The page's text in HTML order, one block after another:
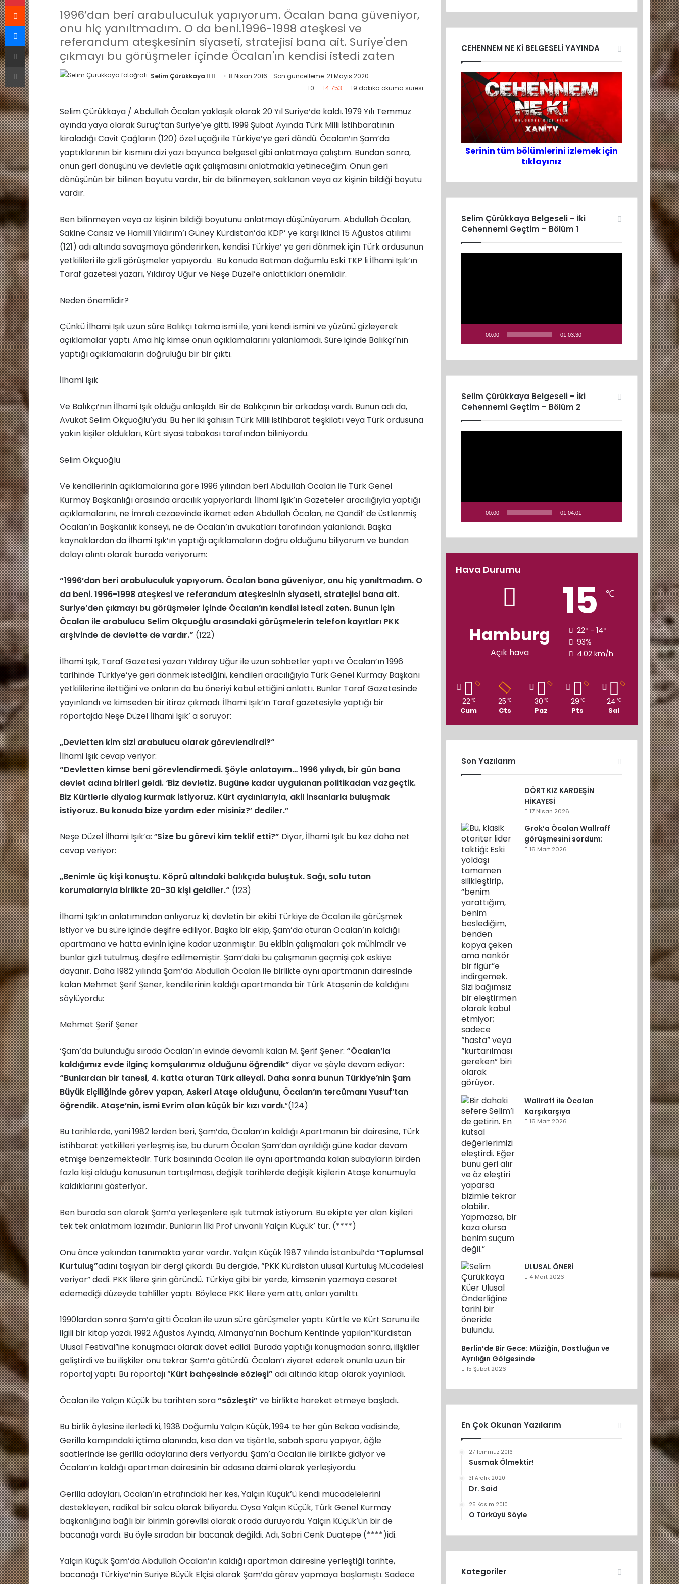
1996’dan beri arabuluculuk yapıyorum. Öcalan bana güveniyor,
onu hiç yanıltmadım. O da beni.1996-1998 ateşkesi ve
referandum ateşkesinin siyaseti, stratejisi bana ait. Suriye'den
çıkmayı bu görüşmeler içinde Öcalan'ın kendisi istedi zaten
Selim Çürükkaya
F
l
o
w
o
n
e
-
p
o
a
n
d
e
m
8 Nisan 2016
Son güncelleme: 21 Mayıs 2020
0
4.753 9 dakika okuma süresi
Selim Çürükkaya / Abdullah Öcalan yaklaşık olarak 20 Yıl Suriye’de kaldı. 1979 Yılı Temmuz
ayında yaya olarak Suruç’tan Suriye’ye gitti. 1999 Şubat Ayında Türk Milli İstihbaratının
kiraladığı Cavit Çağların (120) özel uçağı ile Türkiye’ye geri döndü. Öcalan’ın Şam’da
yaptıklarının bir kısmını dizi yazı boyunca belgesel gibi anlatmaya çalıştım. Bundan sonra,
onun geri dönüşünü ve devletle açık çalışmasını anlatmakla yetineceğim. Onun geri
dönüşünün bir bilinen boyutu vardır, bir de bilinmeyen, saklanan veya az kişinin bildiği boyutu
vardır.
Ben bilinmeyen veya az kişinin bildiği boyutunu anlatmayı düşünüyorum. Abdullah Öcalan,
Sakine Cansız ve Hamili Yıldırım’ı Güney Kürdistan’da KDP’ ye karşı ikinci 15 Ağustos atılımı
(121) adı altında savaşmaya gönderirken, kendisi Türkiye’ ye geri dönmek için Türk ordusunun
yetkilileri ile gizli görüşmeler yapıyordu. Bu konuda Batman doğumlu Eski TKP li İlhami Işık’ın
Taraf gazetesi yazarı, Yıldıray Uğur ve Neşe Düzel’e anlattıkları önemlidir.
Neden önemlidir?
Çünkü İlhami Işık uzun süre Balıkçı takma ismi ile, yani kendi ismini ve yüzünü gizleyerek
açıklamalar yaptı. Ama hiç kimse onun açıklamalarını yalanlamadı. Süre içinde Balıkçı’nın
yaptığı açıklamaların doğruluğu bir bir çıktı.
İlhami Işık
Ve Balıkçı’nın İlhami Işık olduğu anlaşıldı. Bir de Balıkçının bir arkadaşı vardı. Bunun adı da,
Avukat Selim Okçuoğlu’ydu. Bu her iki şahısın Türk Milli istihbarat teşkilatı veya Türk ordusuna
yakın kişiler oldukları, Kürt siyasi tabakası tarafından biliniyordu.
Selim Okçuoğlu
Ve kendilerinin açıklamalarına göre 1996 yılından beri Abdullah Öcalan ile Türk Genel
Kurmay Başkanlığı arasında aracılık yapıyorlardı. İlhami Işık’ın Gazeteler aracılığıyla yaptığı
açıklamalarını, ne İmralı cezaevinde ikamet eden Abdullah Öcalan, ne Qandil’ de üstlenmiş
Öcalan’ın Başkanlık konseyi, ne de Öcalan’ın avukatları tarafından yalanlandı. Başka
kaynaklardan da İlhami Işık’ın yaptığı açıklamaların doğru olduğunu biliyorum ve bundan
dolayı alıntı olarak burada veriyorum:
“1996’dan beri arabuluculuk yapıyorum. Öcalan bana güveniyor, onu hiç yanıltmadım. O
da beni. 1996-1998 ateşkesi ve referandum ateşkesinin siyaseti, stratejisi bana ait.
Suriye’den çıkmayı bu görüşmeler içinde Öcalan’ın kendisi istedi zaten. Bunun için
Öcalan ile arabulucu Selim Okçuoğlu arasındaki görüşmelerin telefon kayıtları PKK
arşivinde de devlette de vardır.” (122)
İlhami Işık, Taraf Gazetesi yazarı Yıldıray Uğur ile uzun sohbetler yaptı ve Öcalan’ın 1996
tarihinde Türkiye’ye geri dönmek istediğini, kendileri aracılığıyla Türk Genel Kurmay Başkanı
yetkililerine ilettiğini ve onların da bu öneriyi kabul ettiğini anlattı. Bunlar Taraf Gazetesinde
yayınlandı ve kimseden bir itiraz çıkmadı. İlhami Işık’ın Taraf gazetesiyle yaptığı bir
röportajda Neşe Düzel İlhami Işık’ a soruyor:
„Devletten kim sizi arabulucu olarak görevlendirdi?“
İlhami Işık cevap veriyor:
“Devletten kimse beni görevlendirmedi. Şöyle anlatayım… 1996 yılıydı, bir gün bana
devlet adına birileri geldi. ‘Biz devletiz. Bugüne kadar uygulanan politikadan vazgeçtik.
Biz Kürtlerle diyalog kurmak istiyoruz. Kürt aydınlarıyla, akil insanlarla buluşmak
istiyoruz. Bu konuda bize yardım eder misiniz?’ dediler.”
Neşe Düzel İlhami Işık’a: “Size bu görevi kim teklif etti?” Diyor, İlhami Işık bu kez daha net
cevap veriyor:
„Benimle üç kişi konuştu. Köprü altındaki balıkçıda buluştuk. Sağı, solu tutan
korumalarıyla birlikte 20-30 kişi geldiler.“ (123)
İlhami Işık’ın anlatımından anlıyoruz ki; devletin bir ekibi Türkiye de Öcalan ile görüşmek
istiyor ve bu süre içinde deşifre ediliyor. Başka bir ekip, Şam’da oturan Öcalan’ın kaldığı
apartmana ve hatta evinin içine kadar uzanmıştır. Bu ekibin çalışmaları çok mühimdir ve
bunlar gizli tutulmuş, deşifre edilmemiştir. Şam’daki bu çalışmanın geçmişi çok eskiye
dayanır. Daha 1982 yılında Şam’da Abdullah Öcalan ile birlikte aynı apartmanın dairesinde
kalan Mehmet Şerif Şener, kendilerinin kaldığı apartmanda bir Türk Ataşenin de kaldığını
söylüyordu:
Mehmet Şerif Şener
‘Şam’da bulunduğu sırada Öcalan’ın evinde devamlı kalan M. Şerif Şener: “Öcalan’la
kaldığımız evde ilginç komşularımız olduğunu öğrendik” diyor ve şöyle devam ediyor:
“Bunlardan bir tanesi, 4. katta oturan Türk aileydi. Daha sonra bunun Türkiye’nin Şam
Büyük Elçiliğinde görev yapan, Askeri Ataşe olduğunu, Öcalan’ın tercümanı Yusuf’tan
öğrendik.Ataşe’nin, ismi Evrim olan küçük bir kızı vardı.”(124)
Bu tarihlerde, yani 1982 lerden beri, Şam’da, Öcalan’ın kaldığı Apartmanın bir dairesine, Türk
istihbarat yetkilileri yerleşmiş ise, bu durum Öcalan Şam’dan ayrıldığı güne kadar devam
etmişe benzemektedir. Türk basınında Öcalan ile aynı apartmanda kalan subayların birden
fazla kişi olduğu konusunun tartışılması, değişik tarihlerde değişik kişilerin Ataşe konumuyla
kaldıklarını gösteriyor.
Ben burada son olarak Şam’a yerleşenlere ışık tutmak istiyorum. Bu ekipte yer alan kişileri
tek tek anlatmam lazımdır. Bunların İlki Prof ünvanlı Yalçın Küçük’ tür. (****)
Onu önce yakından tanımakta yarar vardır. Yalçın Küçük 1987 Yılında İstanbul’da “Toplumsal
Kurtuluş”adını taşıyan bir dergi çıkardı. Bu dergide, “PKK Kürdistan ulusal Kurtuluş Mücadelesi
veriyor” dedi. PKK lilere şirin göründü. Türkiye gibi bir yerde, kimsenin yazmaya cesaret
edemediği düzeyde tahliller yaptı. Böylece PKK lilere yem attı, onları yanılttı.
1990lardan sonra Şam’a gitti Öcalan ile uzun süre görüşmeler yaptı. Kürtle ve Kürt Sorunu ile
ilgili bir kitap yazdı. 1992 Ağustos Ayında, Almanya’nın Bochum Kentinde yapılan”Kürdistan
Ulusal Festival”ine konuşmacı olarak davet edildi. Burada yaptığı konuşmadan sonra, ilişkiler
geliştirdi ve bu ilişkiler onu tekrar Şam’a götürdü. Öcalan’ı ziyaret ederek onunla uzun bir
röportaj yaptı. Bu röportajı “Kürt bahçesinde sözleşi” adı altında kitap olarak yayınladı.
Öcalan ile Yalçın Küçük bu tarihten sora“sözleşti” ve birlikte hareket etmeye başladı..
Bu birlik öylesine ilerledi ki, 1938 Doğumlu Yalçın Küçük, 1994 te her gün Bekaa vadisinde,
Gerilla kampındaki içtima alanında, kısa don ve tişörtle, sabah sporu yapıyor, öğle
saatlerinde ise gerilla adaylarına ders veriyordu. Şam’a Öcalan ile birlikte gidiyor ve
Öcalan’ın kaldığı apartman dairesinin bir odasına daimi olarak yerleşiyordu.
Gerilla adayları, Öcalan’ın etrafındaki her kes, Yalçın Küçük’ü kendi mücadelelerini
destekleyen, radikal bir solcu olarak biliyordu. Oysa Yalçın Küçük, Türk Genel Kurmay
başkanlığına bağlı bir birimin görevlisi olarak orada duruyordu. Yalçın Küçük’ün bir de
bacanağı vardı. Bu öyle sıradan bir bacanak değildi. Adı, Sabri Cenk Duatepe (****)idi.
Yalçın Küçük Şam’da Abdullah Öcalan’ın kaldığı apartman dairesine yerleştiği tarihte,
bacanağı Türkiye’nin Suriye Büyük Elçisi olarak Şam’da görev yapmaya başlamıştı. Sadece
CEHENNEM NE Kİ BELGESELİ YAYINDA
Serinin tüm bölümlerini izlemek için
tıklayınız
Selim Çürükkaya Belgeseli – İki
Cehennemi Geçtim – Bölüm 1
00:00 01:03:30
Selim Çürükkaya Belgeseli – İki
Cehennemi Geçtim – Bölüm 2
00:00 01:04:01
Hava Durumu
Hamburg
Açık hava
15 ℃
22º - 14º
93%
4.02 km/h
22 ℃
Cum
25 ℃
Cts
30 ℃
Paz
29 ℃
Pts
24 ℃
Sal
Son Yazılarım
DÖRT KIZ KARDEŞİN
HİKAYESİ
17 Nisan 2026
Grok’a Öcalan Wallraff
görüşmesini sordum:
16 Mart 2026
Wallraff ile Öcalan
Karşıkarşıya
16 Mart 2026
ULUSAL ÖNERİ
4 Mart 2026
Berlin’de Bir Gece: Müziğin, Dostluğun ve
Ayrılığın Gölgesinde
15 Şubat 2026
En Çok Okunan Yazılarım
27 Temmuz 2016
Susmak Ölmektir!
31 Aralık 2020
Dr. Said
25 Kasım 2010
O Türküyü Söyle
Kategoriler
Reddit
Messenger
E-Posta ile paylaş
Yazdır